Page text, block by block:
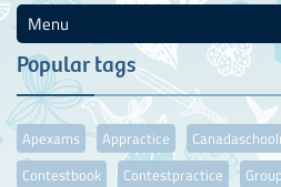
Menu
Popular tags
Apexams Appractice
Contestbook
Contestpractice